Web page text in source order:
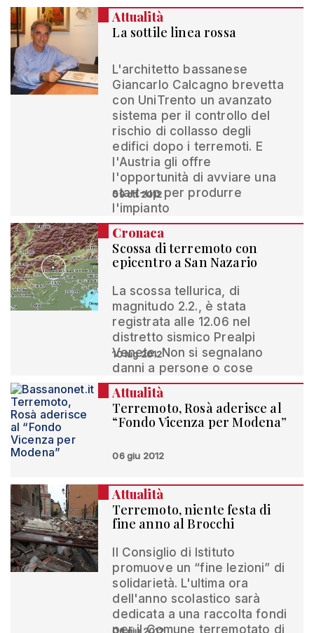
Attualità
La sottile linea rossa
L'architetto bassanese
Giancarlo Calcagno brevetta
con UniTrento un avanzato
sistema per il controllo del
rischio di collasso degli
edifici dopo i terremoti. E
l'Austria gli offre
l'opportunità di avviare una
start-up per produrre
l'impianto
09 ott 2012
Cronaca
Scossa di terremoto con
epicentro a San Nazario
La scossa tellurica, di
magnitudo 2.2., è stata
registrata alle 12.06 nel
distretto sismico Prealpi
Venete. Non si segnalano
danni a persone o cose
10 lug 2012
Attualità
Terremoto, Rosà aderisce al
“Fondo Vicenza per Modena”
06 giu 2012
Attualità
Terremoto, niente festa di
fine anno al Brocchi
Il Consiglio di Istituto
promuove un “fine lezioni” di
solidarietà. L'ultima ora
dell'anno scolastico sarà
dedicata a una raccolta fondi
per il Comune terremotato di